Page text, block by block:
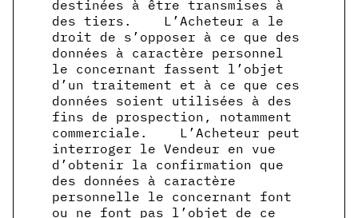
destinées à être transmises à
des tiers. L’Acheteur a le
droit de s’opposer à ce que des
données à caractère personnel
le concernant fassent l’objet
d’un traitement et à ce que ces
données soient utilisées à des
fins de prospection, notamment
commerciale. L’Acheteur peut
interroger le Vendeur en vue
d’obtenir la confirmation que
des données à caractère
personnelle le concernant font
ou ne font pas l’objet de ce